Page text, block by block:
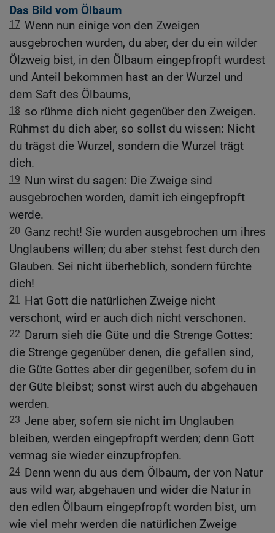
Das Bild vom Ölbaum
17 Wenn nun einige von den Zweigen
ausgebrochen wurden, du aber, der du ein wilder
Ölzweig bist, in den Ölbaum eingepfropft wurdest
und Anteil bekommen hast an der Wurzel und
dem Saft des Ölbaums,
18 so rühme dich nicht gegenüber den Zweigen.
Rühmst du dich aber, so sollst du wissen: Nicht
du trägst die Wurzel, sondern die Wurzel trägt
dich.
19 Nun wirst du sagen: Die Zweige sind
ausgebrochen worden, damit ich eingepfropft
werde.
20 Ganz recht! Sie wurden ausgebrochen um ihres
Unglaubens willen; du aber stehst fest durch den
Glauben. Sei nicht überheblich, sondern fürchte
dich!
21 Hat Gott die natürlichen Zweige nicht
verschont, wird er auch dich nicht verschonen.
22 Darum sieh die Güte und die Strenge Gottes:
die Strenge gegenüber denen, die gefallen sind,
die Güte Gottes aber dir gegenüber, sofern du in
der Güte bleibst; sonst wirst auch du abgehauen
werden.
23 Jene aber, sofern sie nicht im Unglauben
bleiben, werden eingepfropft werden; denn Gott
vermag sie wieder einzupfropfen.
24 Denn wenn du aus dem Ölbaum, der von Natur
aus wild war, abgehauen und wider die Natur in
den edlen Ölbaum eingepfropft worden bist, um
wie viel mehr werden die natürlichen Zweige